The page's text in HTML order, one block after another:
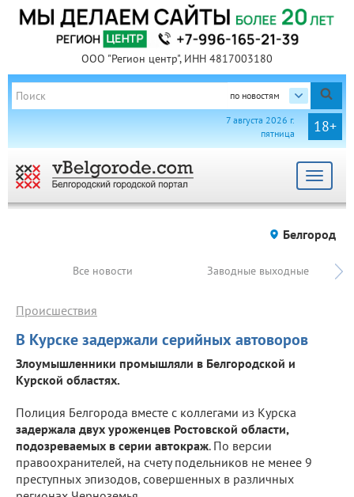
ООО "Регион центр", ИНН 4817003180
по новостям
18+
7 августа 2026 г.
пятница
Toggle
Белгород
Все новости Заводные выходные
В Курске задержали серийных автоворов
Происшествия
Злоумышленники промышляли в Белгородской и
Курской областях.
Полиция Белгорода вместе с коллегами из Курска
задержала двух уроженцев Ростовской области,
подозреваемых в серии автокраж. По версии
правоохранителей, на счету подельников не менее 9
преступных эпизодов, совершенных в различных